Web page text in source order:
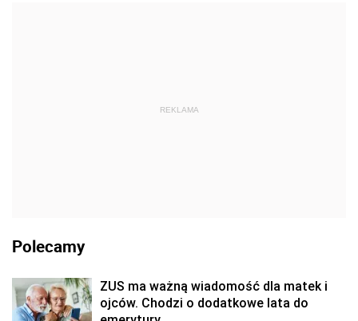
REKLAMA
Polecamy
ZUS ma ważną wiadomość dla matek i
ojców. Chodzi o dodatkowe lata do